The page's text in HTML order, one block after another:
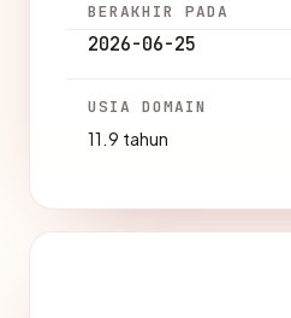
BERAKHIR PADA
2026-06-25
USIA DOMAIN
11.9 tahun